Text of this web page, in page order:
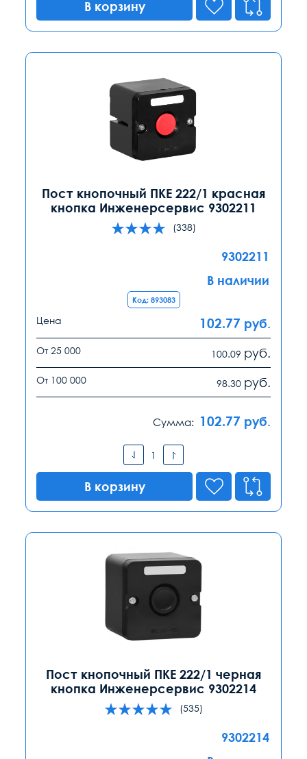
В корзину
Пост кнопочный ПКЕ 222/1 красная
кнопка Инженерсервис 9302211
(338)
9302211
В наличии
Код: 893083
Цена 102.77 руб.
От 25 000 100.09 руб.
От 100 000 98.30 руб.
Сумма: 102.77 руб.
В корзину
Пост кнопочный ПКЕ 222/1 черная
кнопка Инженерсервис 9302214
(535)
9302214